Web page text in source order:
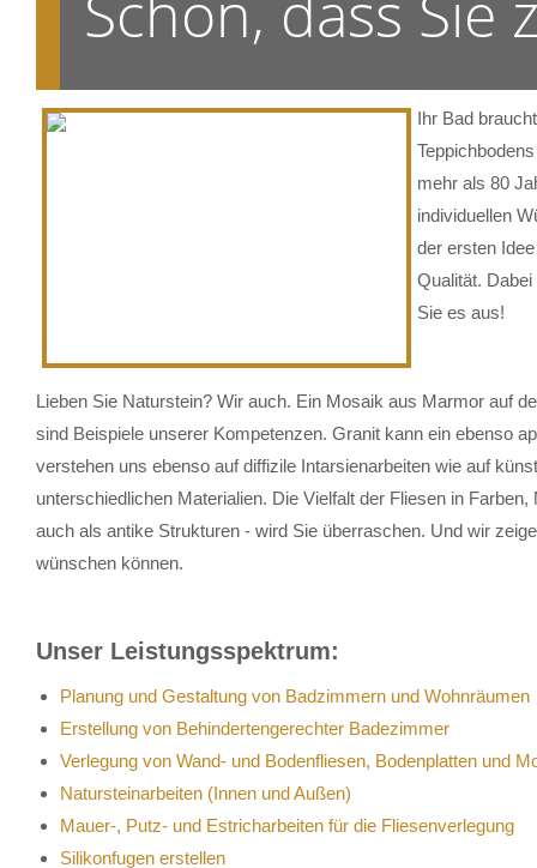
Ihr Bad
mehr als 80
individuellen
der ersten
Qualität.
Sie es aus!
Lieben Sie Naturstein? Wir auch. Ein Mosaik aus Marmor auf
sind Beispiele unserer Kompetenzen. Granit kann ein ebenso
verstehen uns ebenso auf diffizile Intarsienarbeiten wie auf
unterschiedlichen Materialien. Die Vielfalt der Fliesen in
auch als antike Strukturen - wird Sie überraschen. Und wir
wünschen können.
Unser Leistungsspektrum:
Planung und Gestaltung von Badzimmern und Wohnräumen
Erstellung von Behindertengerechter Badezimmer
Verlegung von Wand- und Bodenfliesen, Bodenplatten und
Natursteinarbeiten (Innen und Außen)
Mauer-, Putz- und Estricharbeiten für die Fliesenverlegung
Silikonfugen erstellen